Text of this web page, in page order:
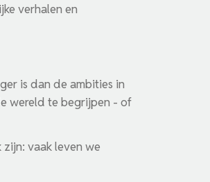
verhalen en
is dan de ambities in
wereld te begrijpen - of
vaak leven we